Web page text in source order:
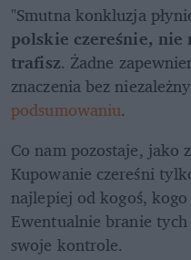
"Smutna konkluzja
polskie czereśnie, nie
trafisz. Żadne
znaczenia bez
podsumowaniu.
Co nam pozostaje, jako
Kupowanie czereśni
najlepiej od kogoś,
Ewentualnie branie
swoje kontrole.